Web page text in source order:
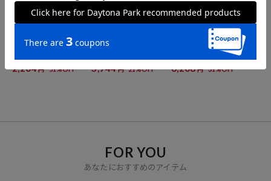
ビッグシルエット ワンポ
ャツ / ワイドシルエット
【限定展開】
2,204円 51%OFF
別注 ビッグシルエット ロ
トTシャツ 【限定展開】
3,944円 21%OFF
FREAK'S STORE
<UVカット・接触冷感・
吸水速乾>AiRide/エアラ
イド パッカブル セットア
ップ / クルーネックプル
6,208円 31%OFF
FOR YOU
あなたにおすすめのアイテム